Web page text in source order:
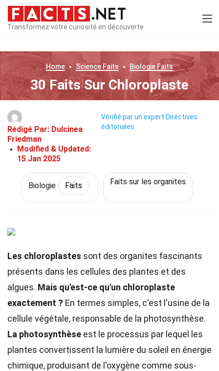
Transformez votre curiosité en découverte
Home Science Faits Biologie Faits
30 Faits Sur Chloroplaste
Rédigé Par: Dulcinea
Friedman
Modified & Updated:
15 Jan 2025
Vérifié par un expert Directives
éditoriales
Biologie Faits Faits sur les organites
Les chloroplastes sont des organites fascinants
présents dans les cellules des plantes et des
algues. Mais qu'est-ce qu'un chloroplaste
exactement ? En termes simples, c'est l'usine de la
cellule végétale, responsable de la photosynthèse.
La photosynthèse est le processus par lequel les
plantes convertissent la lumière du soleil en énergie
chimique, produisant de l'oxygène comme sous-